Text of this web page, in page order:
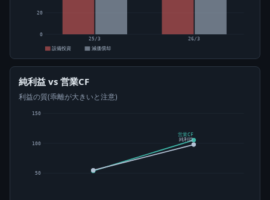
0
20
25/3
26/3
設備投資
減価償却
純利益 vs 営業CF
利益の質(乖離が大きいと注意)
50
100
150
営業CF
純利益